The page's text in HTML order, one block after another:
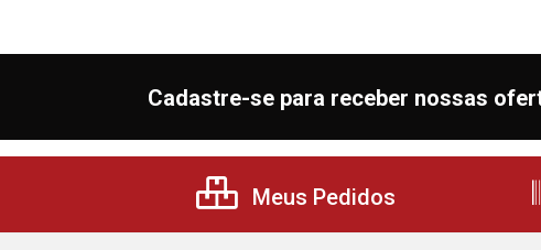
Cadastre-se para receber nossas
Meus Pedidos